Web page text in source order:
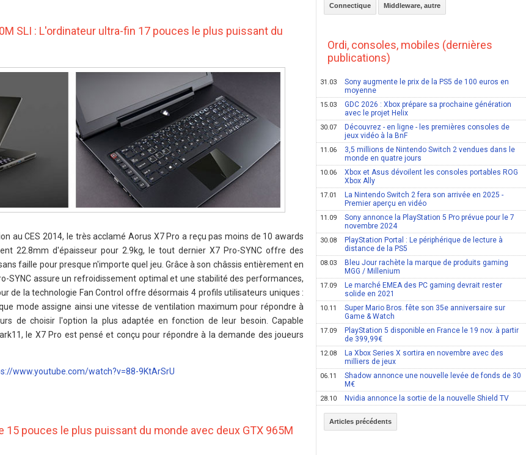
SLI : L'ordinateur ultra-fin 17 pouces le plus puissant du
au CES 2014, le très acclamé Aorus X7 Pro a reçu pas moins de 10 awards
22.8mm d'épaisseur pour 2.9kg, le tout dernier X7 Pro-SYNC offre des
faille pour presque n'importe quel jeu. Grâce à son châssis entièrement en
SYNC assure un refroidissement optimal et une stabilité des performances,
de la technologie Fan Control offre désormais 4 profils utilisateurs uniques :
mode assigne ainsi une vitesse de ventilation maximum pour répondre à
de choisir l'option la plus adaptée en fonction de leur besoin. Capable
le X7 Pro est pensé et conçu pour répondre à la demande des joueurs
www.youtube.com/watch?v=88-9KtArSrU
15 pouces le plus puissant du monde avec deux GTX 965M
Connectique Middleware, autre
Ordi, consoles, mobiles (dernières
publications)
31.03
Sony augmente le prix de la PS5 de 100 euros en
moyenne
15.03
GDC 2026 : Xbox prépare sa prochaine génération
avec le projet Helix
30.07
Découvrez - en ligne - les premières consoles de
jeux vidéo à la BnF
11.06
3,5 millions de Nintendo Switch 2 vendues dans le
monde en quatre jours
10.06
Xbox et Asus dévoilent les consoles portables ROG
Xbox Ally
17.01
La Nintendo Switch 2 fera son arrivée en 2025 -
Premier aperçu en vidéo
11.09
Sony annonce la PlayStation 5 Pro prévue pour le 7
novembre 2024
30.08
PlayStation Portal : Le périphérique de lecture à
distance de la PS5
08.03
Bleu Jour rachète la marque de produits gaming
MGG / Millenium
17.09
Le marché EMEA des PC gaming devrait rester
solide en 2021
10.11
Super Mario Bros. fête son 35e anniversaire sur
Game & Watch
17.09
PlayStation 5 disponible en France le 19 nov. à partir
de 399,99€
12.08
La Xbox Series X sortira en novembre avec des
milliers de jeux
06.11
Shadow annonce une nouvelle levée de fonds de 30
M€
28.10 Nvidia annonce la sortie de la nouvelle Shield TV
Articles précédents